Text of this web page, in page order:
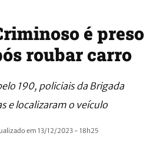
é preso
roubar carro
190, policiais da Brigada
e localizaram o veículo
em 13/12/2023 - 18h25